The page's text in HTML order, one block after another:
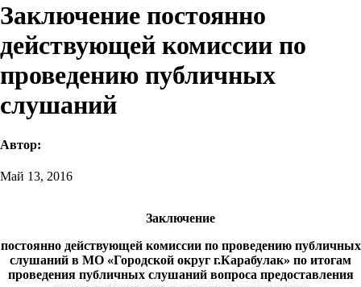
Заключение постоянно
действующей комиссии по
проведению публичных
слушаний
Автор:
Май 13, 2016
Заключение
постоянно действующей комиссии по проведению публичных
слушаний в МО «Городской округ г.Карабулак» по итогам
проведения публичных слушаний вопроса предоставления